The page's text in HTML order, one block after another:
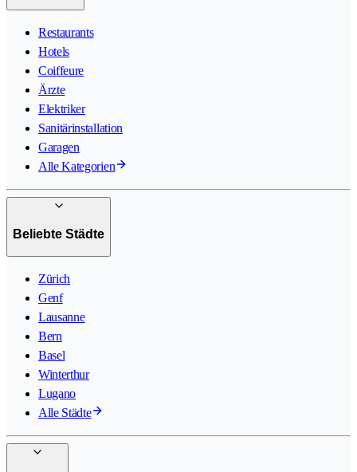
Restaurants
Hotels
Coiffeure
Ärzte
Elektriker
Sanitärinstallation
Garagen
Alle Kategorien
Beliebte Städte
Zürich
Genf
Lausanne
Bern
Basel
Winterthur
Lugano
Alle Städte